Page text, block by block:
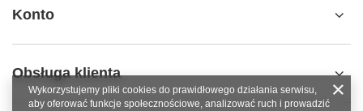
Konto
Obsługa klienta
Wykorzystujemy pliki cookies do prawidłowego działania serwisu,
aby oferować funkcje społecznościowe, analizować ruch i prowadzić